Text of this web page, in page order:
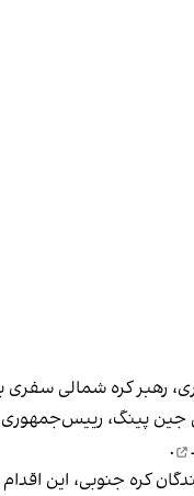
رهبر کره شمالی
جین‌ پینگ، رییس‌جمهوری
.
کره جنوبی، این